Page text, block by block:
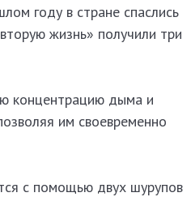
году в стране спаслись
жизнь» получили три
концентрацию дыма и
им своевременно
с помощью двух шурупов